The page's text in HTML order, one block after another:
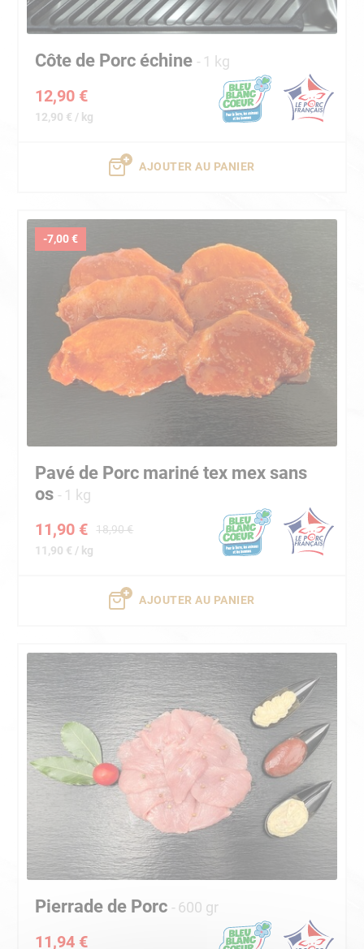
Côte de Porc échine 1 kg
12,90 €
12,90 € / kg
AJOUTER AU PANIER
-7,00 €
Pavé de Porc mariné tex mex sans
os
1 kg
18,90 €
11,90 €
11,90 € / kg
AJOUTER AU PANIER
Pierrade de Porc 600 gr
11,94 €